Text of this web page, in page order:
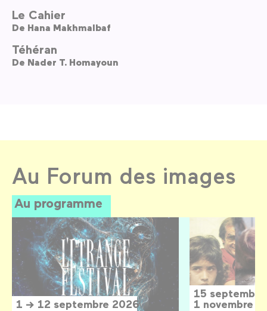
Le Cahier
De Hana Makhmalbaf
Téhéran
De Nader T. Homayoun
Au Forum des images
Au programme
1 → 12 septembre 2026
15
1 novembre